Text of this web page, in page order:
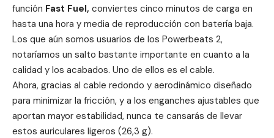
función Fast Fuel, conviertes cinco minutos de carga en
hasta una hora y media de reproducción con batería baja.
Los que aún somos usuarios de los Powerbeats 2,
notaríamos un salto bastante importante en cuanto a la
calidad y los acabados. Uno de ellos es el cable.
Ahora, gracias al cable redondo y aerodinámico diseñado
para minimizar la fricción, y a los enganches ajustables que
aportan mayor estabilidad, nunca te cansarás de llevar
estos auriculares ligeros (26,3 g).